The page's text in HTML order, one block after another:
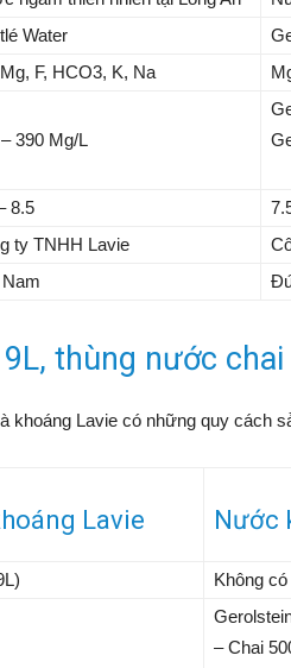
Water
F, HCO3, K, Na
390 Mg/L
8.5
ty TNHH Lavie
thùng nước chai
khoáng Lavie có những quy cách
Lavie Nước
Không có
–Chai